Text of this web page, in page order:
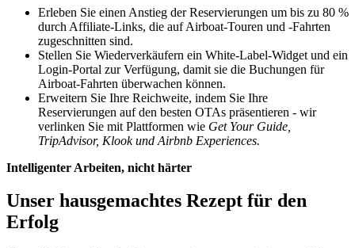
Erleben Sie einen Anstieg der Reservierungen um bis zu 80 %
durch Affiliate-Links, die auf Airboat-Touren und -Fahrten
zugeschnitten sind.
Stellen Sie Wiederverkäufern ein White-Label-Widget und ein
Login-Portal zur Verfügung, damit sie die Buchungen für
Airboat-Fahrten überwachen können.
Erweitern Sie Ihre Reichweite, indem Sie Ihre
Reservierungen auf den besten OTAs präsentieren - wir
verlinken Sie mit Plattformen wie Get Your Guide,
TripAdvisor, Klook und Airbnb Experiences.
Intelligenter Arbeiten, nicht härter
Unser hausgemachtes Rezept für den
Erfolg